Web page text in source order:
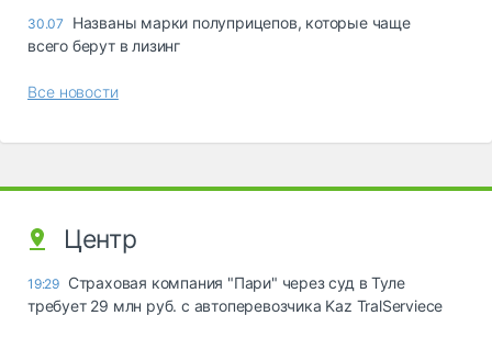
30.07
Названы марки полуприцепов, которые чаще
всего берут в лизинг
Все новости
Центр
19:29 Страховая компания "Пари" через суд в Туле
требует 29 млн руб. с автоперевозчика Kaz TralServiece